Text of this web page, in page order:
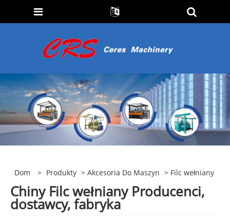
Dom > Produkty >Akcesoria Do Maszyn > Filc wełniany
Chiny Filc wełniany Producenci,
dostawcy, fabryka